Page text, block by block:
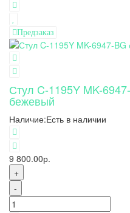
Предзаказ
Стул C-1195Y MK-
бежевый
Наличие:Есть в наличии
9 800.00р.
+
-